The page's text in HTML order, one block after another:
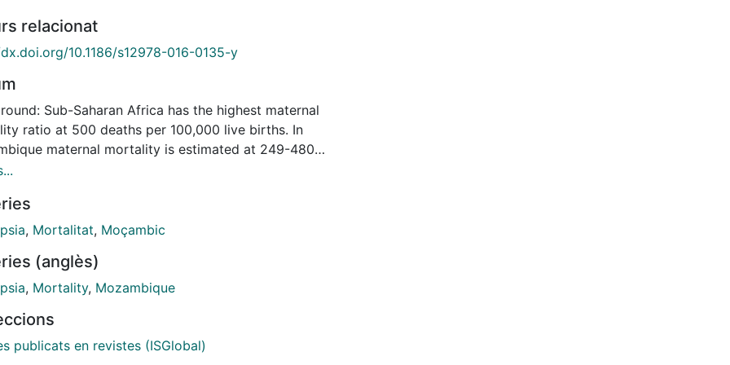
relacionat
10.1186/s12978-016-0135-y
Sub-Saharan Africa has the highest maternal
ratio at 500 deaths per 100,000 live births. In
maternal mortality is estimated at 249-480
live births and eclampsia is the third leading
the community understanding of pre-eclampsia
as a crucial step to improve maternal and
This qualitative study was conducted in Maputo
Provinces of southern Mozambique. Twenty
and husbands, matrons and traditional birth
and mothers and mothers-in-law. In addition,
, Mortalitat, Moçambic
(anglès)
, Mortality, Mozambique
publicats en revistes (ISGlobal)